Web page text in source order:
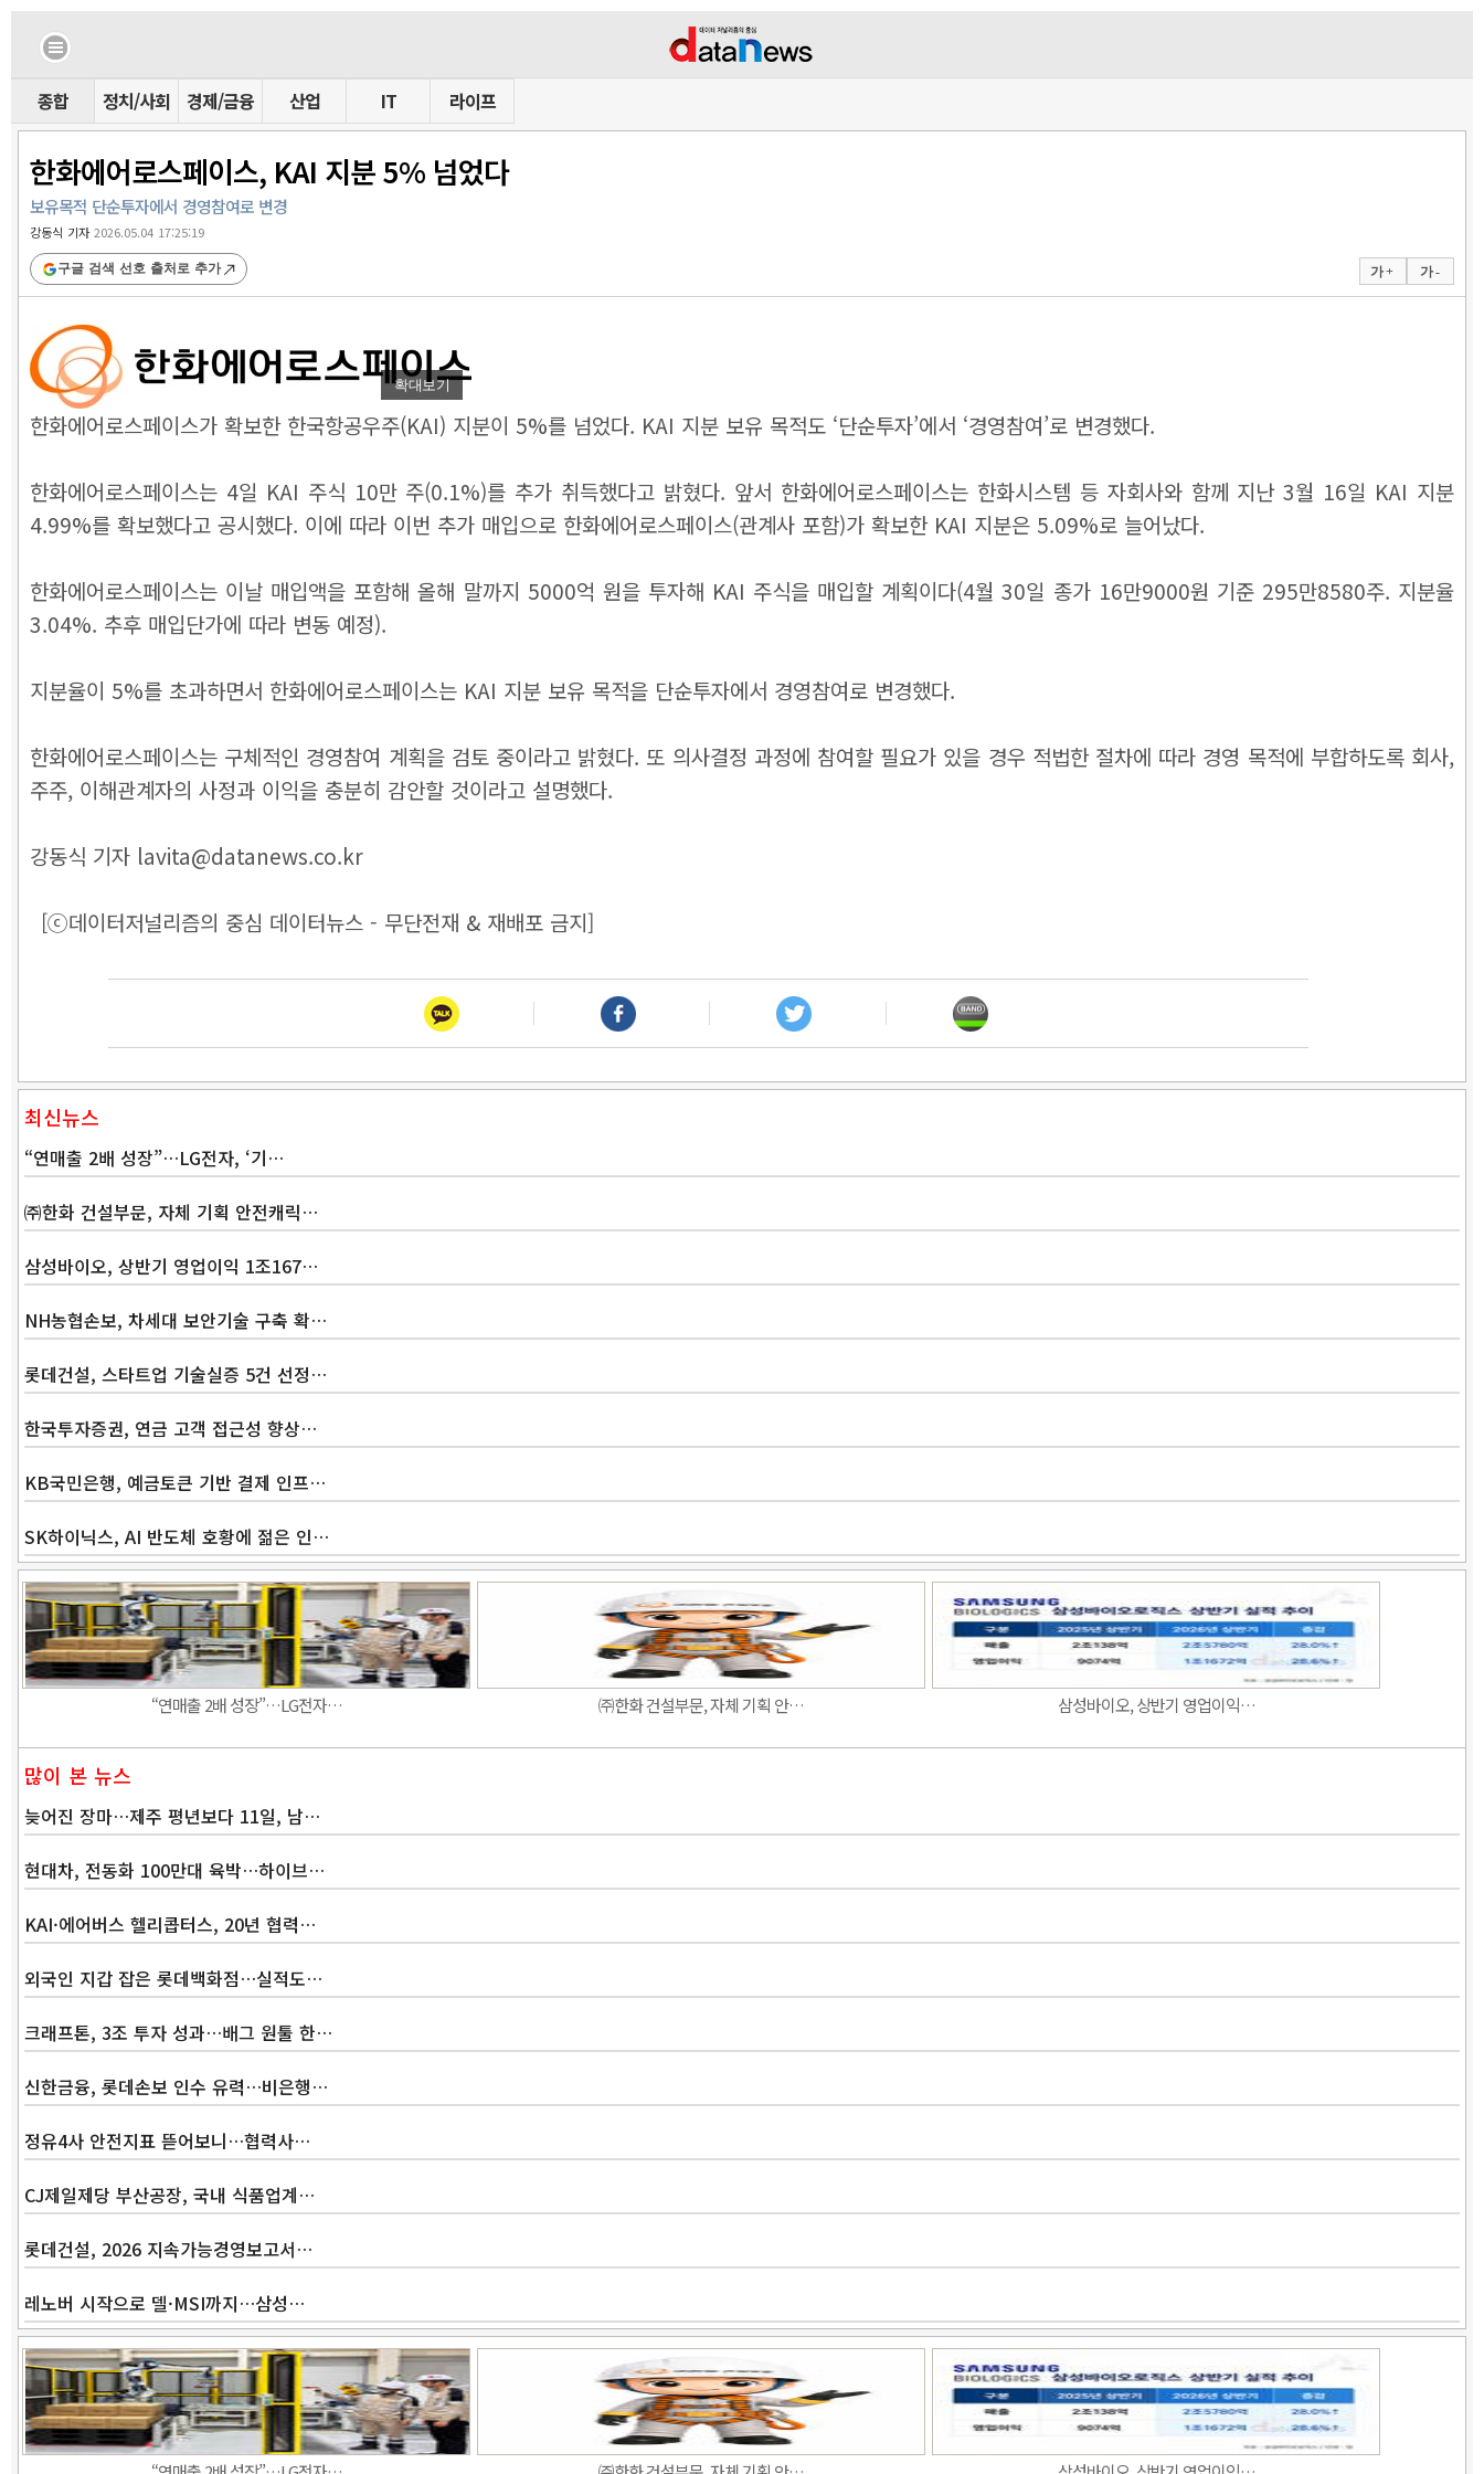
종합 정치/사회 경제/금융 산업 IT 라이프
한화에어로스페이스, KAI 지분 5% 넘었다
보유목적 단순투자에서 경영참여로 변경
강동식 기자2026.05.04 17:25:19
가 + 가 -
구글 검색 선호 출처로 추가
확대보기
한화에어로스페이스가 확보한 한국항공우주(KAI) 지분이 5%를 넘었다. KAI 지분 보유 목적도 ‘단순투자’에서 ‘경영참여’로 변경했다.
한화에어로스페이스는 4일 KAI 주식 10만 주(0.1%)를 추가 취득했다고 밝혔다. 앞서 한화에어로스페이스는 한화시스템 등 자회사와 함께 지난 3월 16일 KAI 지분
4.99%를 확보했다고 공시했다. 이에 따라 이번 추가 매입으로 한화에어로스페이스(관계사 포함)가 확보한 KAI 지분은 5.09%로 늘어났다.
한화에어로스페이스는 이날 매입액을 포함해 올해 말까지 5000억 원을 투자해 KAI 주식을 매입할 계획이다(4월 30일 종가 16만9000원 기준 295만8580주. 지분율
3.04%. 추후 매입단가에 따라 변동 예정).
지분율이 5%를 초과하면서 한화에어로스페이스는 KAI 지분 보유 목적을 단순투자에서 경영참여로 변경했다.
한화에어로스페이스는 구체적인 경영참여 계획을 검토 중이라고 밝혔다. 또 의사결정 과정에 참여할 필요가 있을 경우 적법한 절차에 따라 경영 목적에 부합하도록 회사,
주주, 이해관계자의 사정과 이익을 충분히 감안할 것이라고 설명했다.
강동식 기자 lavita@datanews.co.kr
[ⓒ데이터저널리즘의 중심 데이터뉴스 - 무단전재 & 재배포 금지]
최신뉴스
“연매출 2배 성장”…LG전자, ‘기…
㈜한화 건설부문, 자체 기획 안전캐릭…
삼성바이오, 상반기 영업이익 1조167…
NH농협손보, 차세대 보안기술 구축 확…
롯데건설, 스타트업 기술실증 5건 선정…
한국투자증권, 연금 고객 접근성 향상…
KB국민은행, 예금토큰 기반 결제 인프…
SK하이닉스, AI 반도체 호황에 젊은 인…
“연매출 2배 성장”…LG전자… ㈜한화 건설부문, 자체 기획 안… 삼성바이오, 상반기 영업이익…
많이 본 뉴스
늦어진 장마…제주 평년보다 11일, 남…
현대차, 전동화 100만대 육박…하이브…
KAI·에어버스 헬리콥터스, 20년 협력…
외국인 지갑 잡은 롯데백화점…실적도…
크래프톤, 3조 투자 성과…배그 원툴 한…
신한금융, 롯데손보 인수 유력…비은행…
정유4사 안전지표 뜯어보니…협력사…
CJ제일제당 부산공장, 국내 식품업계…
롯데건설, 2026 지속가능경영보고서…
레노버 시작으로 델·MSI까지…삼성…